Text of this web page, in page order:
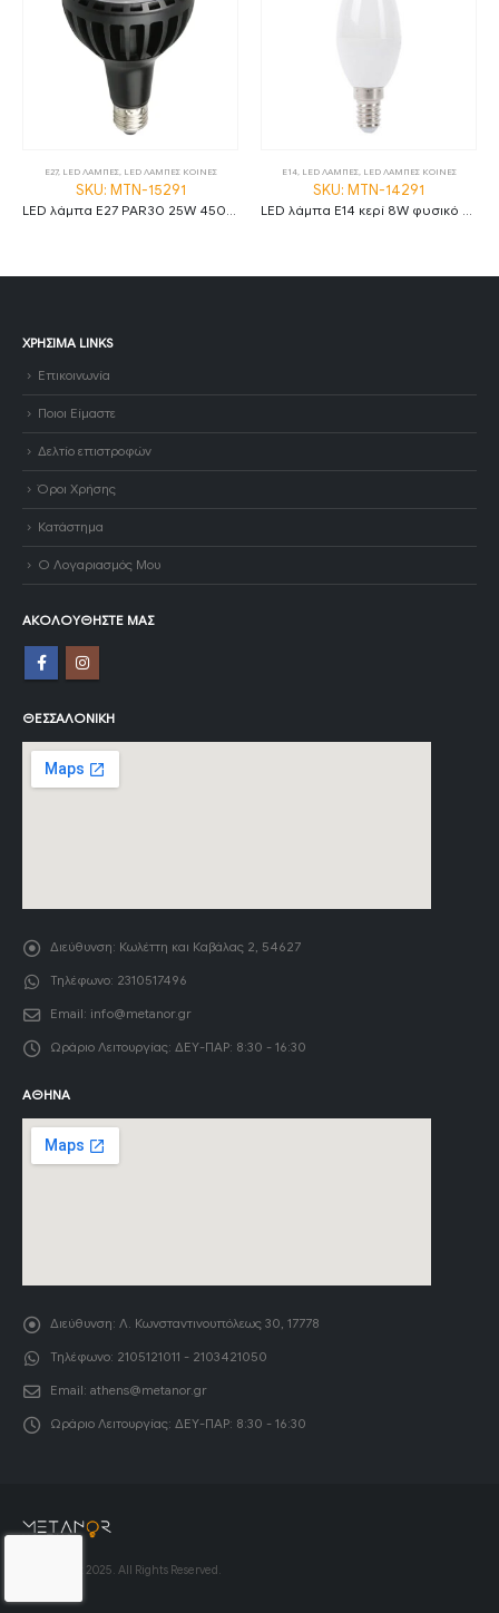
E27, LED ΛΑΜΠΕΣ, LED ΛΑΜΠΕΣ ΚΟΙΝΕΣ
SKU: MTN-15291
E14, LED ΛΑΜΠΕΣ, LED ΛΑΜΠΕΣ ΚΟΙΝΕΣ
SKU: MTN-14291
ΧΡΉΣΙΜΑ LINKS
Επικοινωνία
Ποιοι Είμαστε
Δελτίο επιστροφών
Όροι Χρήσης
Κατάστημα
Ο Λογαριασμός Μου
ΑΚΟΛΟΥΘΉΣΤΕ ΜΑΣ
ΘΕΣΣΑΛΟΝΊΚΗ
Διεύθυνση: Κωλέττη και Καβάλας 2, 54627
Τηλέφωνο: 2310517496
Email: info@metanor.gr
Ωράριο Λειτουργίας: ΔΕΥ-ΠΑΡ: 8:30 - 16:30
ΑΘΉΝΑ
Διεύθυνση: Λ. Κωνσταντινουπόλεως 30, 17778
Τηλέφωνο: 2105121011 - 2103421050
Email: athens@metanor.gr
Ωράριο Λειτουργίας: ΔΕΥ-ΠΑΡ: 8:30 - 16:30
© Copyright 2025. All Rights Reserved.